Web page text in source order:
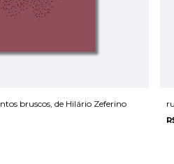
bruscos, de Hilário Zeferino